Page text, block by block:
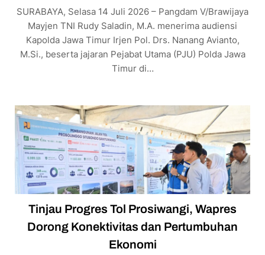
SURABAYA, Selasa 14 Juli 2026 – Pangdam V/Brawijaya
Mayjen TNI Rudy Saladin, M.A. menerima audiensi
Kapolda Jawa Timur Irjen Pol. Drs. Nanang Avianto,
M.Si., beserta jajaran Pejabat Utama (PJU) Polda Jawa
Timur di…
Tinjau Progres Tol Prosiwangi, Wapres
Dorong Konektivitas dan Pertumbuhan
Ekonomi